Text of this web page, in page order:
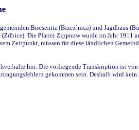
Briesenitz (Brzez`nica) und Jagdhaus
Die Pfarrei Zippnow wurde im Jahr
Zeitpunkt, müssen für diese ländlichen
hin: Die vorliegende Transkription ist
gekommen sein. Deshalb wird kein